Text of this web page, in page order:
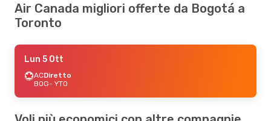
Air Canada migliori offerte da Bogotá a
Toronto
Lun 5 Ott
ACDiretto
BOG- YTO